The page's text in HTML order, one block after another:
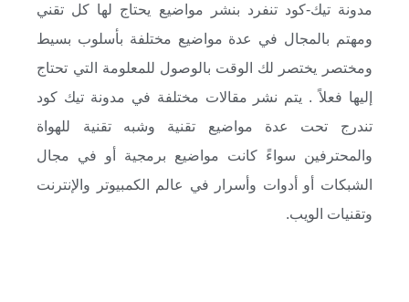
مدونة تيك-كود تنفرد بنشر مواضيع يحتاج لها كل تقني
ومهتم بالمجال في عدة مواضيع مختلفة بأسلوب بسيط
ومختصر يختصر لك الوقت بالوصول للمعلومة التي تحتاج
إليها فعلاً . يتم نشر مقالات مختلفة في مدونة تيك كود
تندرج تحت عدة مواضيع تقنية وشبه تقنية للهواة
والمحترفين سواءً كانت مواضيع برمجية أو في مجال
الشبكات أو أدوات وأسرار في عالم الكمبيوتر والإنترنت
وتقنيات الويب.